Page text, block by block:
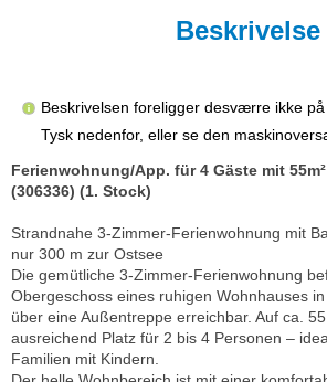
Beskrivelse
Beskrivelsen foreligger desværre ikke
Tysk nedenfor, eller se den
Ferienwohnung/App. für 4 Gäste mit
(306336) (1. Stock)
Strandnahe 3-Zimmer-Ferienwohnung mit
nur 300 m zur Ostsee
Die gemütliche 3-Zimmer-Ferienwohnung
Obergeschoss eines ruhigen Wohnhauses
über eine Außentreppe erreichbar. Auf ca.
ausreichend Platz für 2 bis 4 Personen –
Familien mit Kindern.